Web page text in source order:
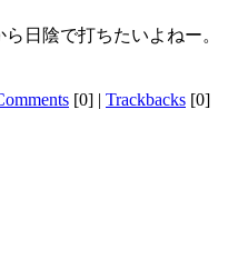
日陰で打ちたいよねー。
[0] | Trackbacks [0]